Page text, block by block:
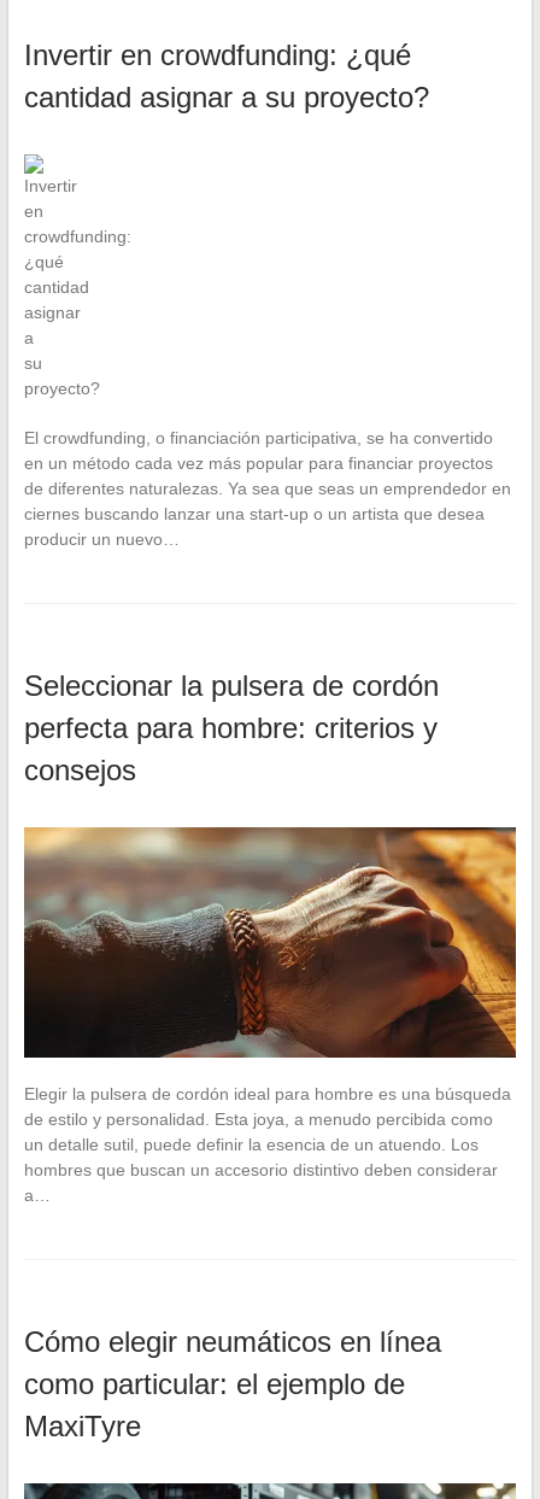
Invertir en crowdfunding: ¿qué
cantidad asignar a su proyecto?
El crowdfunding, o financiación participativa, se ha convertido
en un método cada vez más popular para financiar proyectos
de diferentes naturalezas. Ya sea que seas un emprendedor en
ciernes buscando lanzar una start-up o un artista que desea
producir un nuevo…
Seleccionar la pulsera de cordón
perfecta para hombre: criterios y
consejos
Elegir la pulsera de cordón ideal para hombre es una búsqueda
de estilo y personalidad. Esta joya, a menudo percibida como
un detalle sutil, puede definir la esencia de un atuendo. Los
hombres que buscan un accesorio distintivo deben considerar
a…
Cómo elegir neumáticos en línea
como particular: el ejemplo de
MaxiTyre